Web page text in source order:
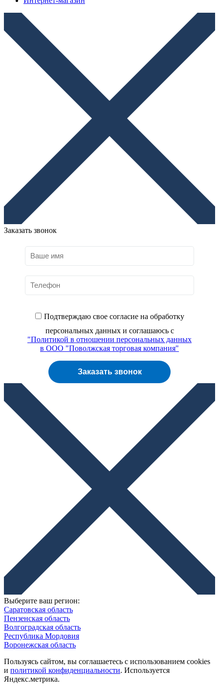
Заказать звонок
Подтверждаю свое согласие на обработку
персональных данных и соглашаюсь с
"Политикой в отношении персональных данных
в ООО "Поволжская торговая компания"
Заказать звонок
Выберите ваш регион:
Саратовская область
Пензенская область
Волгоградская область
Республика Мордовия
Воронежская область
Пользуясь сайтом, вы соглашаетесь с использованием cookies
и политикой конфиденциальности. Используется
Яндекс.метрика.